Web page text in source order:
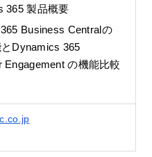
365 製品概要
Business Centralの
Dynamics 365
Engagement の機能比較